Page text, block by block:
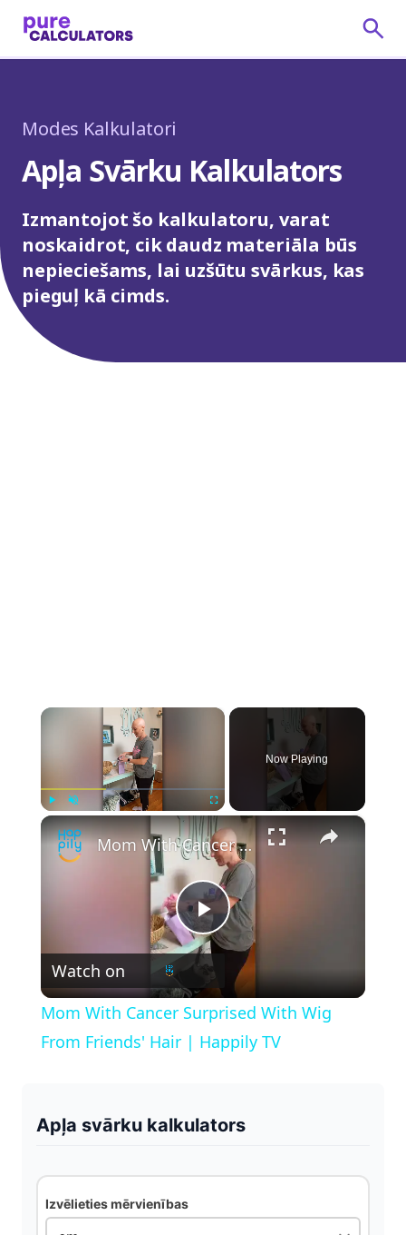
Modes Kalkulatori
Apļa Svārku Kalkulators
Izmantojot šo kalkulatoru, varat
noskaidrot, cik daudz materiāla būs
nepieciešams, lai uzšūtu svārkus, kas
pieguļ kā cimds.
×
Fullscreen
Now Playing
×
P
l
a
Mom With Cancer Surprised With Wig From Friends' Hair | Happily TV
Watch on
Mom With Cancer Surprised With Wig
From Friends' Hair | Happily TV
Apļa svārku kalkulators
Izvēlieties mērvienības